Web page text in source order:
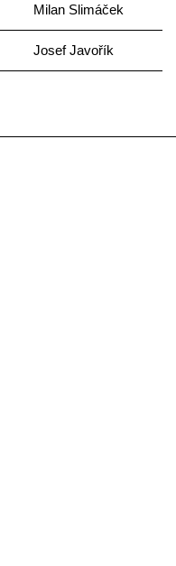
Milan Slimáček
Josef Javořík